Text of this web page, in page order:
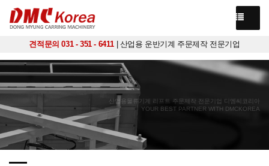
견적문의 031 - 351 - 6411 | 산업용 운반기계 주문제작 전문기업
산업용물류기계 리프트 주문제작 전문기업 디엠씨코리아
YOUR BEST PARTNER WITH DMCKOREA